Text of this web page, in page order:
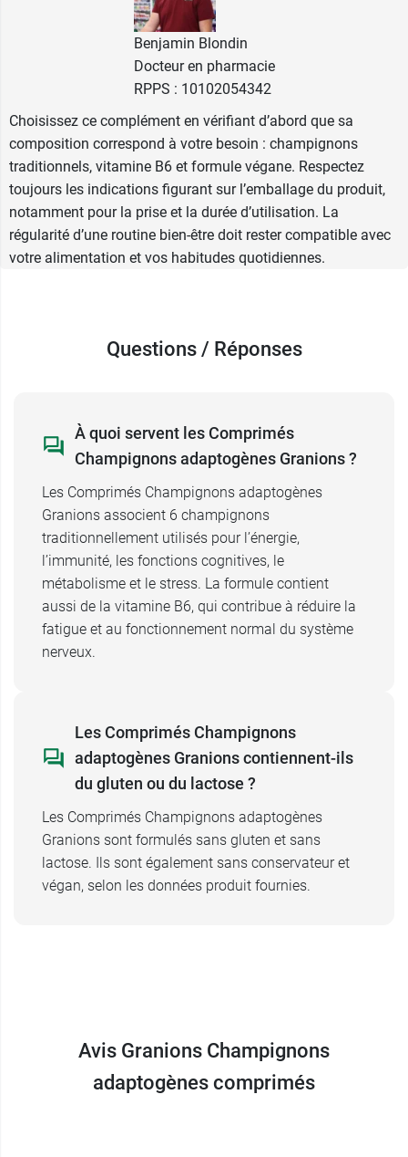
Japon où il est utilisé en médecine
traditionnelle et considéré comme symbole
vitalité.
Reishii : Surnommé "lechampignon de
taux de cholestérol.
Maitake : Surnommé "le champignon
dansant", il est cultivé au nord du Japon
pour sa teneur en bêta-glucanes.
Chaga : Champignon parasite du bouleau,
utilisé en médecine russe et nordique et
surnommé "le diamant de la forêt" pour sa
normal, au fonctionnement normal du système
système immunitaire et à réduire la fatigue.
Conditionnement :Boite de 60 comprimés
Retrouvez aussi la résine pure de Shilajit en pot
Granions.
Fabricant
LABORATOIRE DES GRANIONS
7 Rue de l'Industrie
98000 MONACO
Benjamin Blondin
Docteur en pharmacie
RPPS : 10102054342
Choisissez ce complément en vérifiant d’abord que sa
composition correspond à votre besoin : champignons
traditionnels, vitamine B6 et formule végane. Respectez
toujours les indications figurant sur l’emballage du produit,
notamment pour la prise et la durée d’utilisation. La
régularité d’une routine bien-être doit rester compatible avec
votre alimentation et vos habitudes quotidiennes.
Questions / Réponses
À quoi servent les Comprimés
Champignons adaptogènes Granions ?
Les Comprimés Champignons adaptogènes
Granions associent 6 champignons
traditionnellement utilisés pour l’énergie,
l’immunité, les fonctions cognitives, le
métabolisme et le stress. La formule contient
aussi de la vitamine B6, qui contribue à réduire la
fatigue et au fonctionnement normal du système
nerveux.
Les Comprimés Champignons
adaptogènes Granions contiennent-ils
du gluten ou du lactose ?
Les Comprimés Champignons adaptogènes
Granions sont formulés sans gluten et sans
lactose. Ils sont également sans conservateur et
végan, selon les données produit fournies.
Avis Granions Champignons
adaptogènes comprimés